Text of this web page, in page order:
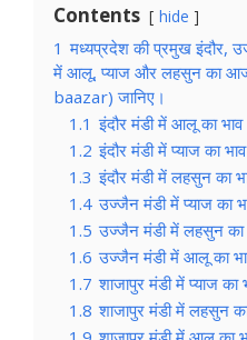
Contents hide
1 मध्यप्रदेश की प्रमुख इंदौर,
में आलू, प्याज और लहसुन का
baazar) जानिए।
1.1 इंदौर मंडी में आलू का भाव
1.2 इंदौर मंडी में प्याज का भाव
1.3 इंदौर मंडी में लहसुन का
1.4 उज्जैन मंडी में प्याज का
1.5 उज्जैन मंडी में लहसुन का
1.6 उज्जैन मंडी में आलू का
1.7 शाजापुर मंडी में प्याज का
1.8 शाजापुर मंडी में लहसुन